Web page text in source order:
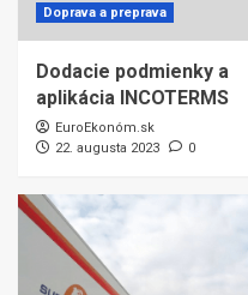
Doprava a preprava
Dodacie podmienky a
aplikácia INCOTERMS
EuroEkonóm.sk
22. augusta 2023
0